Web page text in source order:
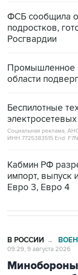
ФСБ сообщила
подростков,
Росгвардии
Промышленное
области
Беспилотные
Социальная реклама,
ИНН 7725383515 Erid:
Кабмин РФ
импорт, выпуск
Евро 3, Евро 4
В РОССИИ →
09:29, 9 августа 2026